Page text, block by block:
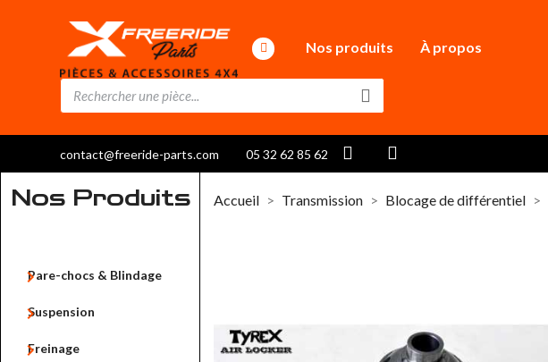
Nos produits À propos
contact@freeride-parts.com 05 32 62 85 62
Accueil Transmission Blocage de différentiel
Nos Produits
Pare-chocs & Blindage

Suspension

Freinage
